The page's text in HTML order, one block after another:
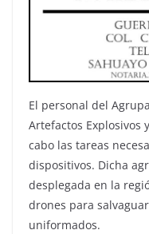
El personal del
Artefactos Explosivos
cabo las tareas
dispositivos. Dicha
desplegada en la
drones para
uniformados.